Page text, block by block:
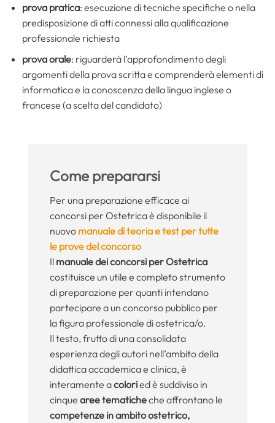
prova pratica: esecuzione di tecniche specifiche o nella
predisposizione di atti connessi alla qualificazione
professionale richiesta
prova orale: riguarderà l’approfondimento degli
argomenti della prova scritta e comprenderà elementi di
informatica e la conoscenza della lingua inglese o
francese (a scelta del candidato)
Come prepararsi
Per una preparazione efficace ai
concorsi per Ostetrica è disponibile il
nuovo manuale di teoria e test per tutte
le prove del concorso
Il manuale dei concorsi per Ostetrica
costituisce un utile e completo strumento
di preparazione per quanti intendano
partecipare a un concorso pubblico per
la figura professionale di ostetrica/o.
Il testo, frutto di una consolidata
esperienza degli autori nell’ambito della
didattica accademica e clinica, è
interamente acoloried è suddiviso in
cinque aree tematicheche affrontano le
competenze in ambito ostetrico,